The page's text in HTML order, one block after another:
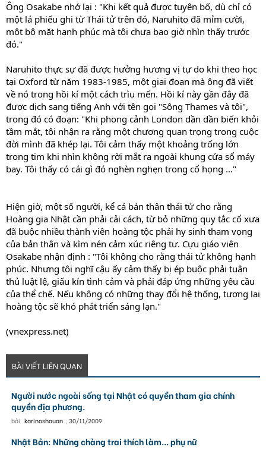
Ông Osakabe nhớ lại : "Khi kết quả được tuyên bố, dù chỉ có
một lá phiếu ghi từ Thái tử trên đó, Naruhito đã mỉm cười,
một bộ mặt hạnh phúc mà tôi chưa bao giờ nhìn thấy trước
đó."
Naruhito thực sự đã được hưởng hương vị tự do khi theo học
tại Oxford từ năm 1983-1985, một giai đoạn mà ông đã viết
về nó trong hồi kí một cách trìu mến. Hồi kí này gần đây đã
được dịch sang tiếng Anh với tên gọi "Sông Thames và tôi",
trong đó có đoạn: "Khi phong cảnh London dần dần biến khỏi
tầm mắt, tôi nhận ra rằng một chương quan trọng trong cuộc
đời mình đã khép lại. Tôi cảm thấy một khoảng trống lớn
trong tim khi nhìn không rời mắt ra ngoài khung cửa sổ máy
bay. Tôi thấy có cái gì đó nghèn nghẹn trong cổ họng ..."
Hiện giờ, một số người, kể cả bản thân thái tử cho rằng
Hoàng gia Nhật cần phải cải cách, từ bỏ những quy tắc cổ xưa
đã buộc nhiều thành viên hoàng tộc phải hy sinh tham vọng
của bản thân và kìm nén cảm xúc riêng tư. Cựu giáo viên
Osakabe nhận định : "Tôi không cho rằng thái tử không hạnh
phúc. Nhưng tôi nghĩ cậu ấy cảm thấy bị ép buộc phải tuân
thủ luật lệ, giấu kín tình cảm và phải đáp ứng những yêu cầu
của thể chế. Nếu không có những thay đổi hệ thống, tương lai
hoàng tộc sẽ khó phát triển sáng lạn."
(vnexpress.net)
BÀI VIẾT LIÊN QUAN
Người nước ngoài sống tại Nhật có quyền tham gia chính
quyền địa phương.
bởi karinoshouan , 30/11/2009
Nhật Bản: Những chàng trai thích làm... phụ nữ